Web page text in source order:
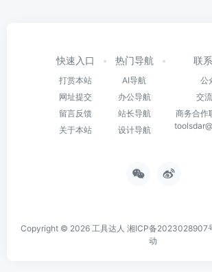
快速入口
打赏本站
网址提交
留言反馈
关于本站
热门导航
AI导航
办公导航
站长导航
设计导航
联
公
交
商务合作
Copyright © 2026 工具达人 湘ICP备2023028907
动